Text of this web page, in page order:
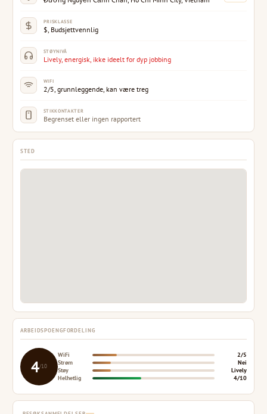
PRISKLASSE
$, Budsjettvennlig
STØYNIVÅ
Lively, energisk, ikke ideelt for dyp jobbing
WIFI
2/5, grunnleggende, kan være treg
STIKKONTAKTER
Begrenset eller ingen rapportert
STED
ARBEIDSPOENGFORDELING
4/10
WiFi
2/5
Strøm
Nei
Støy
Lively
Helhetlig
4/10